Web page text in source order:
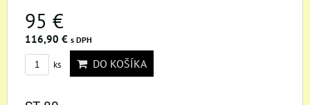
95 €
116,90 € s DPH
ks DO KOŠÍKA